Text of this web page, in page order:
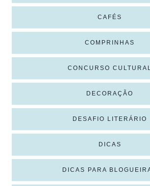
CAFÉS
COMPRINHAS
CONCURSO
DECORAÇÃO
DESAFIO LITERÁRIO
DICAS
DICAS PARA